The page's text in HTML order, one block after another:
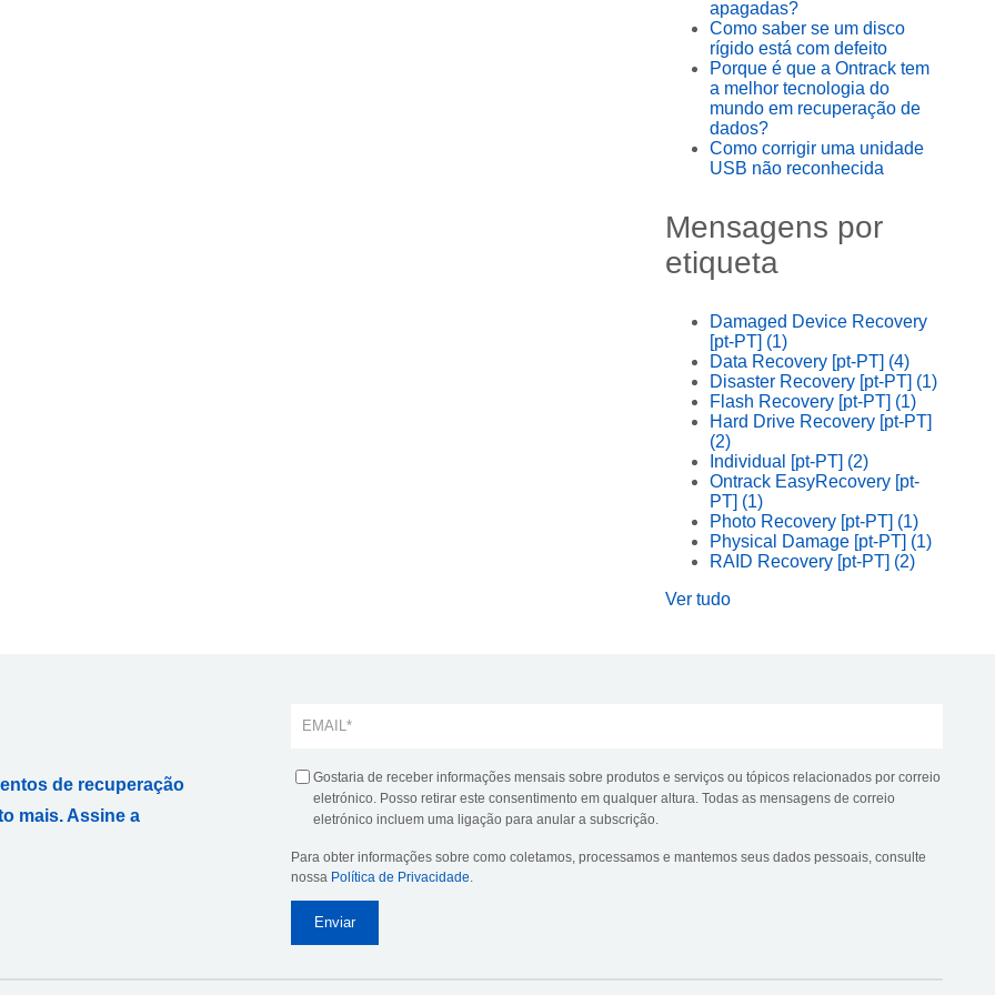
apagadas?
Como saber se um disco
rígido está com defeito
Porque é que a Ontrack tem
a melhor tecnologia do
mundo em recuperação de
dados?
Como corrigir uma unidade
USB não reconhecida
Mensagens por
etiqueta
Damaged Device Recovery
[pt-PT] (1)
Data Recovery [pt-PT] (4)
Disaster Recovery [pt-PT] (1)
Flash Recovery [pt-PT] (1)
Hard Drive Recovery [pt-PT]
(2)
Individual [pt-PT] (2)
Ontrack EasyRecovery [pt-
PT] (1)
Photo Recovery [pt-PT] (1)
Physical Damage [pt-PT] (1)
RAID Recovery [pt-PT] (2)
Ver tudo
de recuperação
mais. Assine a
Gostaria de receber informações mensais sobre produtos e serviços ou tópicos relacionados por correio
eletrónico. Posso retirar este consentimento em qualquer altura. Todas as mensagens de correio
eletrónico incluem uma ligação para anular a subscrição.
Para obter informações sobre como coletamos, processamos e mantemos seus dados pessoais, consulte
nossa Política de Privacidade